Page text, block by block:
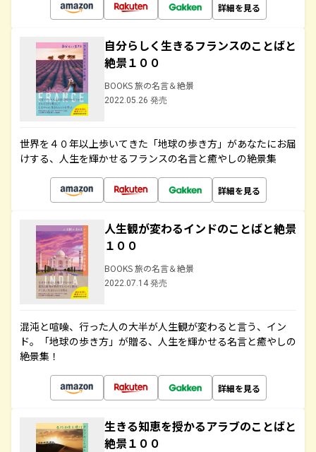
詳細を見る
自分らしく生きるフランスのことばと
絶景１００
BOOKS 旅の名言＆絶景
2022.05.26 発売
世界を４０年以上歩いてきた「地球の歩き方」があなたにお届
けする、人生を輝かせるフランスの名言と癒やしの絶景集
詳細を見る
人生観が変わるインドのことばと絶景
１００
BOOKS 旅の名言＆絶景
2022.07.14 発売
混沌と喧噪、行った人の大半が人生観が変わると言う、イン
ド。「地球の歩き方」が贈る、人生を輝かせる名言と癒やしの
絶景集！
詳細を見る
生きる知恵を授かるアラブのことばと
絶景１００